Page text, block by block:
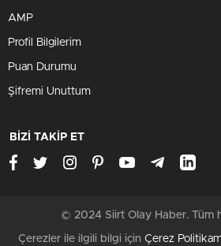
AMP
Profil Bilgilerim
Puan Durumu
Şifremi Unuttum
BİZİ TAKİP ET
© 2024 Siirt Olay Haber. Tüm
Çerezler ile ilgili bilgi için Çerez